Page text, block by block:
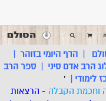
|הדף היומי בזוהר |
הרב אדם סיני |ספר הרב
לימודי |
'
וחכמת הקבלה - הרצאות